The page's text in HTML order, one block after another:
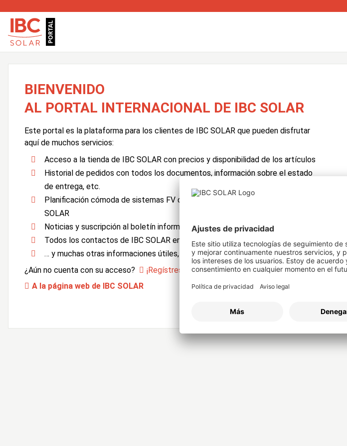
BIENVENIDO
AL PORTAL INTERNACIONAL DE IBC SOLAR
Este portal es la plataforma para los clientes de IBC SOLAR que pueden disfrutar
aquí de muchos servicios:
Acceso a la tienda de IBC SOLAR con precios y disponibilidad de los artículos
Historial de pedidos con todos los documentos, información sobre el estado
de entrega, etc.
Planificación cómoda de sistemas FV con la aplicación PV Manager de IBC
SOLAR
Noticias y suscripción al boletín informativo
Todos los contactos de IBC SOLAR en un vistazo
… y muchas otras informaciones útiles, formularios y servicios adicionales
¿Aún no cuenta con su acceso?
¡Regístrese ahora!
A la página web de IBC SOLAR